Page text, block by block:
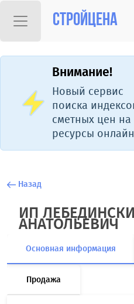
Стройцена
Внимание!
Новый сервис
поиска
сметных цен на
ресурсы
Назад
ИП
АНАТОЛЬЕВИЧ
Основная информация
Продажа